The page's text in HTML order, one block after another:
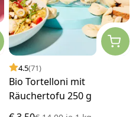
4.5(71)
Bio Tortelloni mit
Räuchertofu 250 g